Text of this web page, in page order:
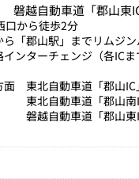
越自動車道「郡山東
口から徒歩2分
ら「郡山駅」までリムジ
インターチェンジ（各IC
東北自動車道「郡山IC」
自動車道「郡山南
越自動車道「郡山東